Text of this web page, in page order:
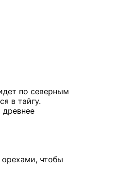
по северным
в тайгу.
чтобы